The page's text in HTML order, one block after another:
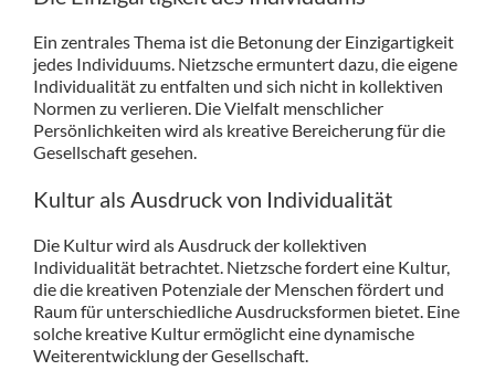
Ein zentrales Thema ist die Betonung der Einzigartigkeit
jedes Individuums. Nietzsche ermuntert dazu, die eigene
Individualität zu entfalten und sich nicht in kollektiven
Normen zu verlieren. Die Vielfalt menschlicher
Persönlichkeiten wird als kreative Bereicherung für die
Gesellschaft gesehen.
Kultur als Ausdruck von Individualität
Die Kultur wird als Ausdruck der kollektiven
Individualität betrachtet. Nietzsche fordert eine Kultur,
die die kreativen Potenziale der Menschen fördert und
Raum für unterschiedliche Ausdrucksformen bietet. Eine
solche kreative Kultur ermöglicht eine dynamische
Weiterentwicklung der Gesellschaft.